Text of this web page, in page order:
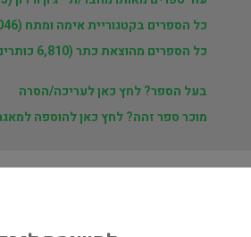
כל הספרים בקטגוריית אימה ומתח (2,046 כותרים)
כל הספרים מהוצאת כתר (6,810 כותרים)
בעל הספר? לחץ כאן לעריכה/הסרה
מוכר ספר זהה? לחץ כאן להוספה